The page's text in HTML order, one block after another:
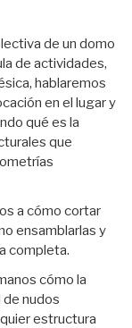
de un domo
de actividades,
hablaremos
en el lugar y
qué es la
que
a cómo cortar
ensamblarlas y
completa.
cómo la
de nudos
estructura